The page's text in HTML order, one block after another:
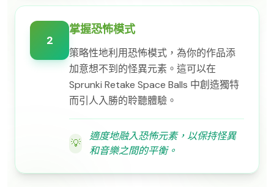
2
掌握恐怖模式
策略性地利用恐怖模式，為你的作品添
加意想不到的怪異元素。這可以在
Sprunki Retake Space Balls 中創造獨特
而引人入勝的聆聽體驗。
💡
適度地融入恐怖元素，以保持怪異
和音樂之間的平衡。